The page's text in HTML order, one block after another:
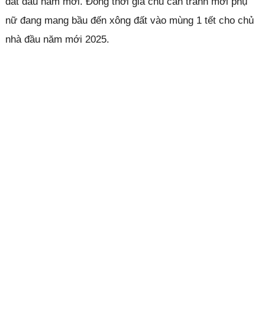
nữ đang mang bầu đến xông đất vào mùng 1 tết cho chủ
nhà đầu năm mới 2025.